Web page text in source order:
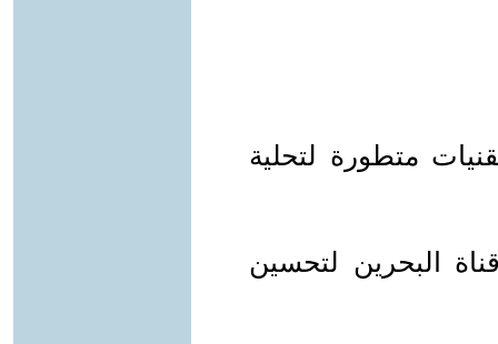
متطورة لتحلية
البحرين لتحسين